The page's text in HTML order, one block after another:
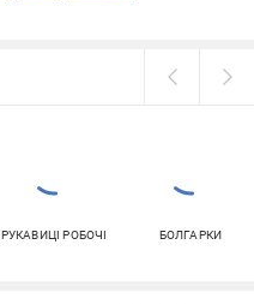
РУКАВИЦІ РОБОЧІ БОЛГАРКИ